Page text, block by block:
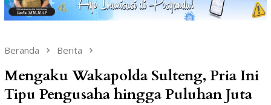
Beranda Berita
Mengaku Wakapolda Sulteng, Pria Ini
Tipu Pengusaha hingga Puluhan Juta